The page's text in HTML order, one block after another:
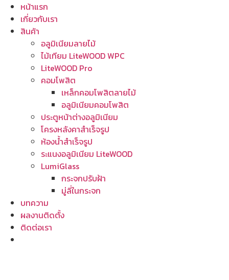
หน้าแรก
เกี่ยวกับเรา
สินค้า
อลูมิเนียมลายไม้
ไม้เทียม LiteWOOD WPC
LiteWOOD Pro
คอมโพสิต
เหล็กคอมโพสิตลายไม้
อลูมิเนียมคอมโพสิต
ประตูหน้าต่างอลูมิเนียม
โครงหลังคาสำเร็จรูป
ห้องน้ำสำเร็จรูป
ระแนงอลูมิเนียม LiteWOOD
LumiGlass
กระจกปรับฝ้า
มู่ลี่ในกระจก
บทความ
ผลงานติดตั้ง
ติดต่อเรา